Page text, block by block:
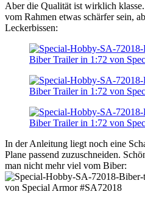
Aber die Qualität ist wirklich
vom Rahmen etwas schärfer sein,
Leckerbissen:
In der Anleitung liegt noch eine
Plane passend zuzuschneiden.
man nicht mehr viel vom Biber: